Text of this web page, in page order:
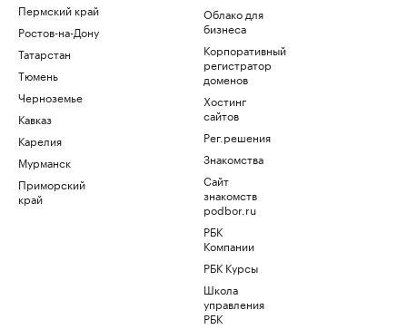
Пермский край
Ростов-на-Дону
Татарстан
Тюмень
Черноземье
Кавказ
Карелия
Мурманск
Приморский
край
Облако для
бизнеса
Корпоративный
регистратор
доменов
Хостинг
сайтов
Рег.решения
Знакомства
Сайт
знакомств
podbor.ru
РБК
Компании
РБК Курсы
Школа
управления
РБК